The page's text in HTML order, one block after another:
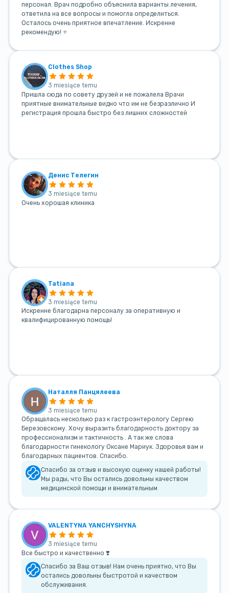
персонал. Врач подробно объяснила варианты лечения,
ответила на все вопросы и помогла определиться.
Осталось очень приятное впечатление. Искренне
рекомендую! ⭐
Clothes Shop
3 miesiące temu
Пришла сюда по совету друзей и не пожалела Врачи
приятные внимательные видно что им не безразлично И
регистрация прошла быстро без лишних сложностей
Денис Телегин
3 miesiące temu
Очень хорошая клиника
Tatiana
3 miesiące temu
Искренне благодарна персоналу за оперативную и
квалифицированную помощь!
Наталля Панцялеева
3 miesiące temu
Обращалась несколько раз к гастроэнтерологу Сергею
Березовскому. Хочу выразить благодарность доктору за
профессионализм и тактичность . А так же слова
благодарности гинекологу Оксане Мариук. Здоровья вам и
благодарных пациентов. Спасибо.
Спасибо за отзыв и высокую оценку нашей работы!
Мы рады, что Вы остались довольны качеством
медицинской помощи и внимательным
VALENTYNA YANCHYSHYNA
3 miesiące temu
Все быстро и качественно ❣️
Спасибо за Ваш отзыв! Нам очень приятно, что Вы
остались довольны быстротой и качеством
обслуживания.